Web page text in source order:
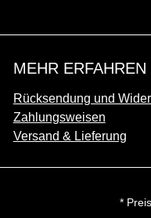
MEHR ERFAHREN
Rücksendung und
Zahlungsweisen
Versand & Lieferung
*